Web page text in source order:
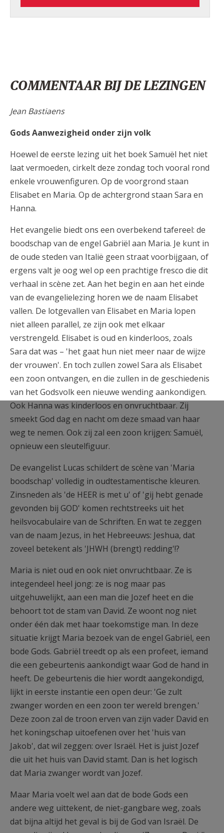
COMMENTAAR BIJ DE LEZINGEN
Jean Bastiaens
Gods Aanwezigheid onder zijn volk
Hoewel de eerste lezing uit het boek Samuël het niet
laat vermoeden, cirkelt deze zondag toch vooral rond
enkele vrouwenfiguren. Op de voorgrond staan
Elisabet en Maria. Op de achtergrond staan Sara en
Hanna.
Het evangelie biedt ons een overbekend tafereel: de
boodschap van de engel Gabriël aan Maria. Je kunt in
de oude steden van Italië geen straat voorbijgaan, of
ergens valt je oog wel op een prachtige fresco die dit
verhaal in scène zet. Aan het begin en aan het einde
van de evangelielezing horen we de naam Elisabet
vallen. De lotgevallen van Elisabet en Maria lopen
niet alleen parallel, ze zijn ook met elkaar
verstrengeld. Elisabet is oud en kinderloos, zoals
Sara dat was – 'het gaat hun niet meer naar de wijze
der vrouwen'. En toch zullen zowel Sara als Elisabet
een zoon ontvangen, en die zullen in de geschiedenis
van het Godsvolk een nieuwe wending aankondigen.
Ook Hanna was kinderloos en onvruchtbaar. Zij
smeekt God dag en nacht om deze smaad van haar
weg te nemen. Ook zij zal een zoon krijgen: Samuël,
opnieuw een sleutelfiguur.
De evangelist Lucas schildert de scène van 'Maria
boodschap' volledig in oudtestamentische kleuren.
Zinsneden als 'de HEER is met u' of 'gij hebt genade
gevonden bij GOD' komen rechtstreeks uit het
heilsvocabulaire van de Schriften. En wat te zeggen
van de naam Jezus, in het Hebreeuws: Jeshua, dat
zoveel betekent als 'JHWH (brengt) redding'!?
Maria is niet oud en ook niet onvruchtbaar. Ze is
integendeel heel jong: ze is nog maar pas
uitgehuwelijkt, aan een man die Jozef heet en die
behoort tot de stam van David. Ze woont nog niet
onder één dak met haar toekomstige man. In deze
situatie krijgt Maria bezoek van de engel Gabriël, een
bode Gods. Gabriël treedt op als een profeet, iemand
die een gebeurtenis aankondigt waar God de hand in
heeft. De gebeurtenis die hier wordt aangekondigd,
lijkt in eerste instantie een open deur: 'Ge zult
zwanger worden en een zoon ter wereld brengen.'
Deze zoon zal de troon erven van zijn vader David en
het koningschap uitoefenen over het 'huis van
Jakob', dat wil zeggen: over Israël. Het is juist Jozef
die uit het huis van David stamt. Dan is het logisch
dat Maria zwanger wordt van Jozef.
Maar Maria voelt wel aan dat de bode Gods een
andere weg uittekent, de niet-gangbare weg, zoals
dat bijna altijd het geval is bij de God van Israël. De